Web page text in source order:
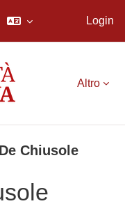
Login
Altro
Chiusole